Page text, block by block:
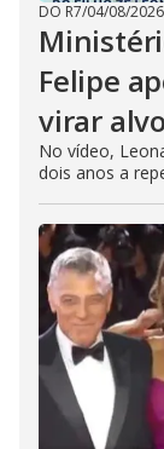
DO R7/04/08/2026
Felipe
virar
No vídeo,
dois anos a